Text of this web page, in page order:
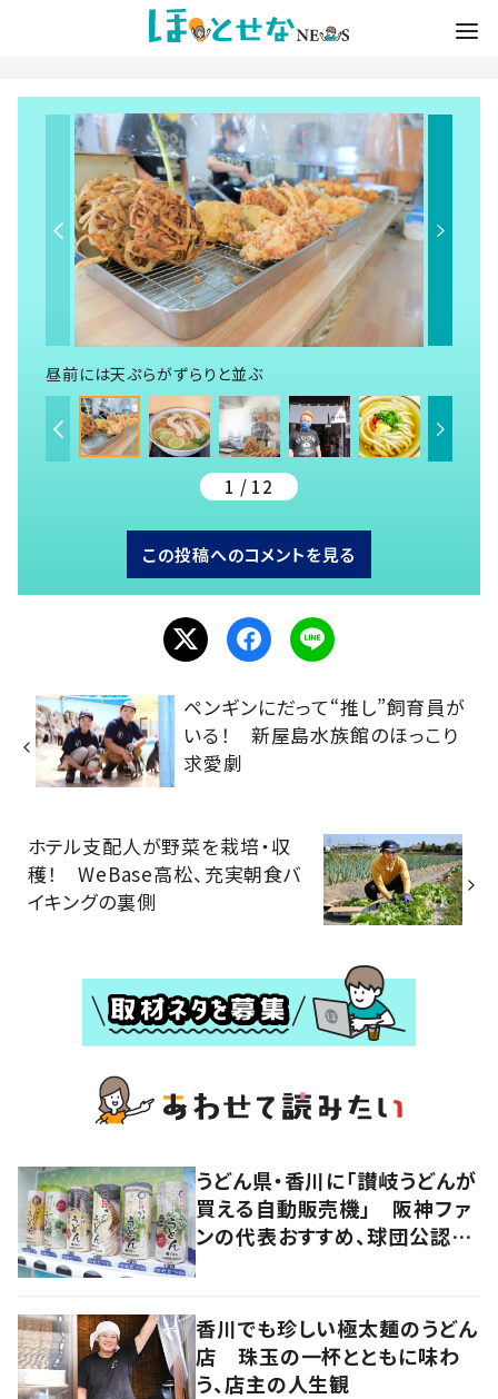
昼前には天ぷらがずらりと並ぶ
1 / 12
この投稿へのコメントを見る
ペンギンにだって“推し”飼育員が
いる！ 新屋島水族館のほっこり
求愛劇
ホテル支配人が野菜を栽培・収
穫！ WeBase高松、充実朝食バ
イキングの裏側
うどん県・香川に「讃岐うどんが
買える自動販売機」 阪神ファ
ンの代表おすすめ、球団公認カ
香川でも珍しい極太麺のうどん
店 珠玉の一杯とともに味わ
う、店主の人生観